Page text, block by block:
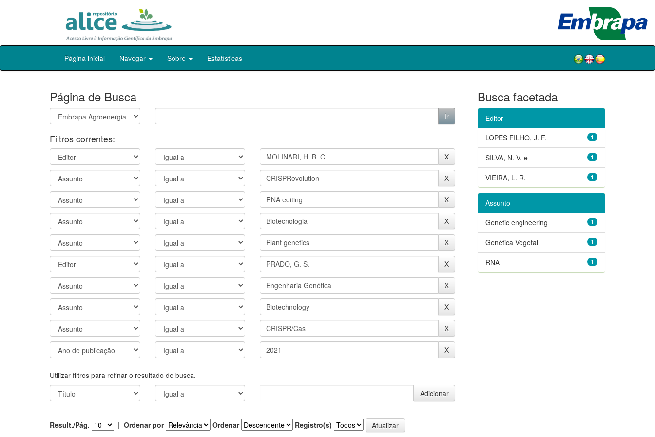
Skip
Página inicial Navegar Sobre Estatísticas
Página de Busca
Filtros correntes:
Utilizar filtros para refinar o resultado de busca.
Result./Pág. | Ordenar por Ordenar Registro(s)
Busca facetada
Editor
1
LOPES FILHO, J. F.
1
SILVA, N. V. e
1
VIEIRA, L. R.
Assunto
1
Genetic engineering
1
Genética Vegetal
1
RNA